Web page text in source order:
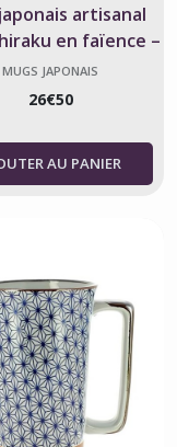
artisanal
en faïence –
main au Japon
MUGS JAPONAIS
26€50
AU PANIER